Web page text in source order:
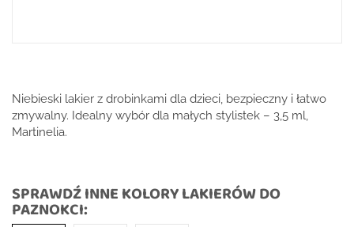
Niebieski lakier z drobinkami dla dzieci, bezpieczny i łatwo
zmywalny. Idealny wybór dla małych stylistek – 3,5 ml,
Martinelia.
SPRAWDŹ INNE KOLORY LAKIERÓW DO
PAZNOKCI: